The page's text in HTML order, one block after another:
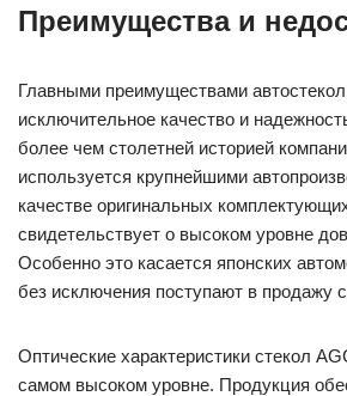
Преимущества и
Главными преимуществами
исключительное качество и
более чем столетней историей
используется крупнейшими
качестве оригинальных
свидетельствует о высоком уровне
Особенно это касается японских
без исключения поступают в продажу
Оптические характеристики стекол
самом высоком уровне. Продукция